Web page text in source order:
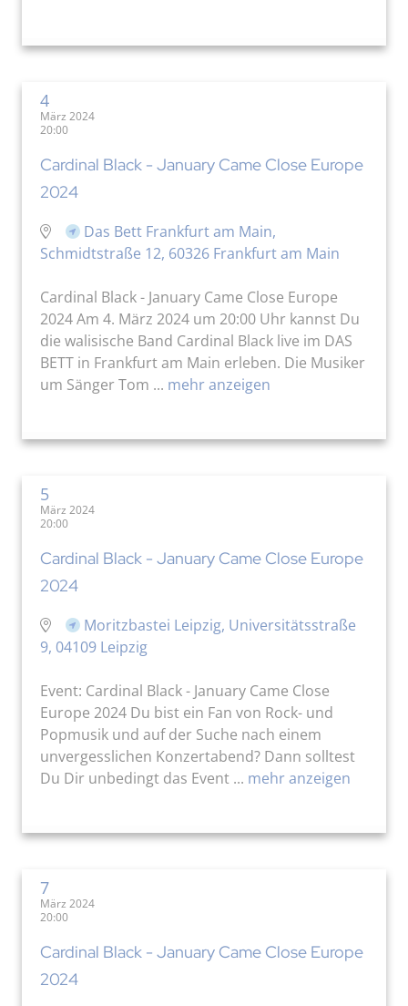
4
März 2024
20:00
Cardinal Black - January Came Close Europe
2024
Das Bett Frankfurt am Main,
Schmidtstraße 12, 60326 Frankfurt am Main
Cardinal Black - January Came Close Europe
2024 Am 4. März 2024 um 20:00 Uhr kannst Du
die walisische Band Cardinal Black live im DAS
BETT in Frankfurt am Main erleben. Die Musiker
um Sänger Tom ... mehr anzeigen
5
März 2024
20:00
Cardinal Black - January Came Close Europe
2024
Moritzbastei Leipzig, Universitätsstraße
9, 04109 Leipzig
Event: Cardinal Black - January Came Close
Europe 2024 Du bist ein Fan von Rock- und
Popmusik und auf der Suche nach einem
unvergesslichen Konzertabend? Dann solltest
Du Dir unbedingt das Event ... mehr anzeigen
7
März 2024
20:00
Cardinal Black - January Came Close Europe
2024